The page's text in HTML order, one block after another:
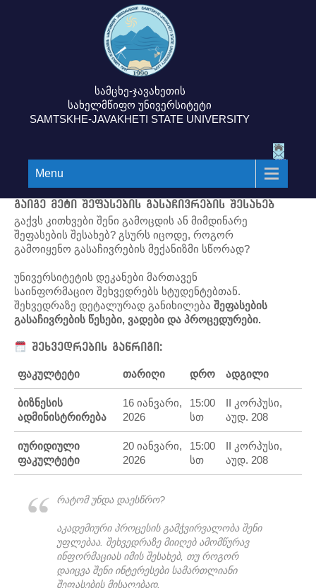
სამცხე-ჯავახეთის
სახელმწიფო უნივერსიტეტი
SAMTSKHE-JAVAKHETI STATE UNIVERSITY
Menu
გაიგე მეტი შეფასების გასაჩივრების შესახებ
გაქვს კითხვები შენი გამოცდის ან მიმდინარე
შეფასების შესახებ? გსურს იცოდე, როგორ
გამოიყენო გასაჩივრების მექანიზმი სწორად?
უნივერსიტეტის დეკანები მართავენ
საინფორმაციო შეხვედრებს სტუდენტებთან.
შეხვედრაზე დეტალურად განიხილება შეფასების
გასაჩივრების წესები, ვადები და პროცედურები.
შეხვედრების განრიგი:
ფაკულტეტი თარიღი დრო ადგილი
ბიზნესის
ადმინისტრირება
16 იანვარი,
2026
15:00
სთ
II კორპუსი,
აუდ. 208
იურიდიული
ფაკულტეტი
20 იანვარი,
2026
15:00
სთ
II კორპუსი,
აუდ. 208
რატომ უნდა დაესწრო?
აკადემიური პროცესის გამჭვირვალობა შენი
უფლებაა. შეხვედრაზე მიიღებ ამომწურავ
ინფორმაციას იმის შესახებ, თუ როგორ
დაიცვა შენი ინტერესები სამართლიანი
შეფასების მისაღებად.